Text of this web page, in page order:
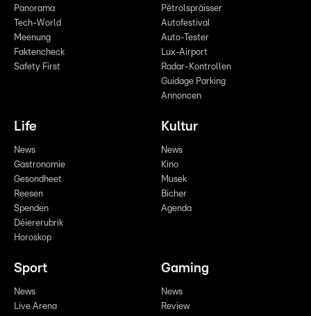
Panorama
Tech-World
Meenung
Faktencheck
Safety First
Pëtrolspräisser
Autofestival
Auto-Tester
Lux-Airport
Radar-Kontrollen
Guidage Parking
Annoncen
Life
News
Gastronomie
Gesondheet
Reesen
Spenden
Déiererubrik
Horoskop
Kultur
News
Kino
Musek
Bicher
Agenda
Sport
News
Live Arena
Gaming
News
Review